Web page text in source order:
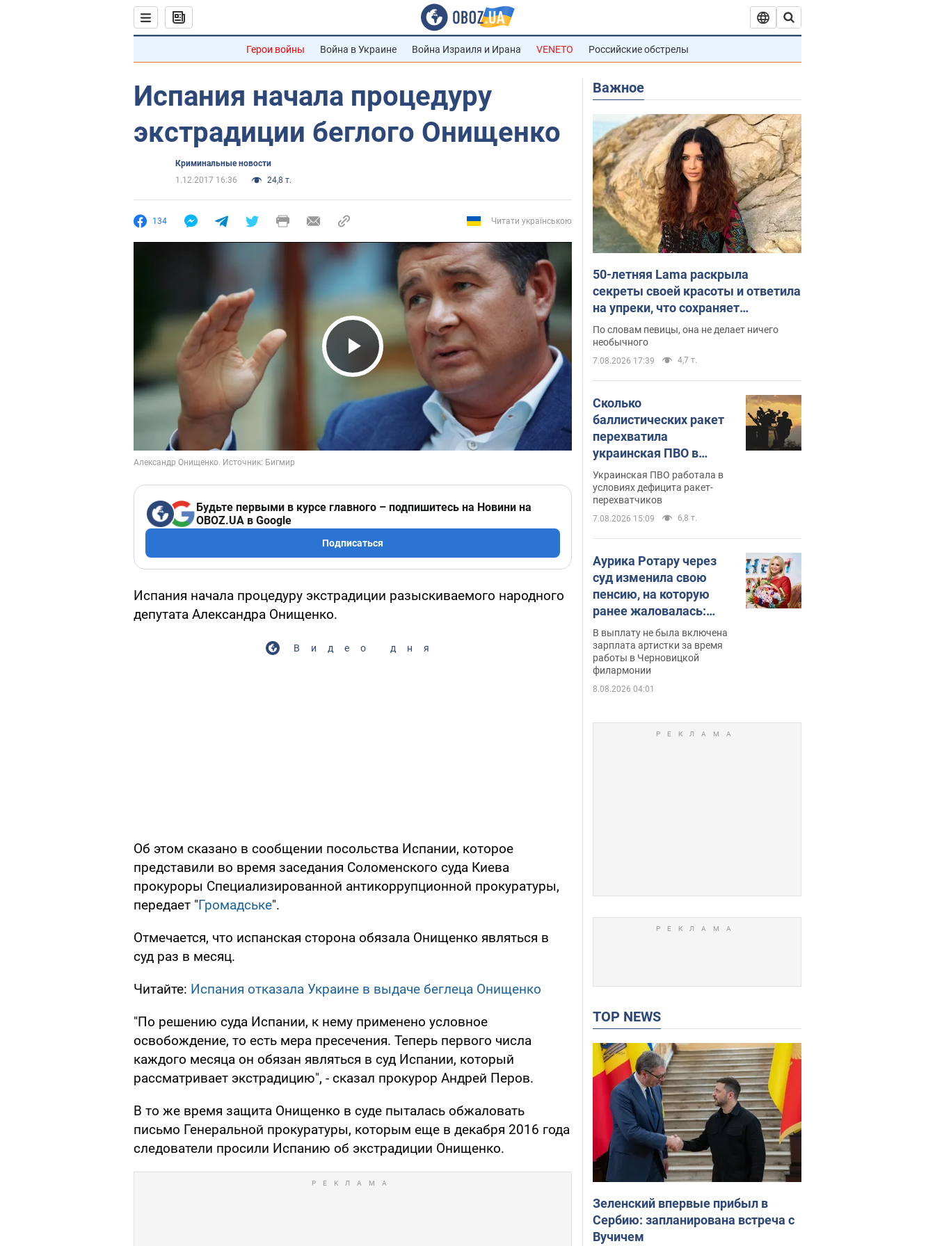
Герои войны Война в Украине Война Израиля и Ирана VENETO Российские обстрелы
Испания начала процедуру
экстрадиции беглого Онищенко
Криминальные новости
1.12.2017 16:36
24,8 т.
134 Читати українською
Play Video
Будьте первыми в курсе главного – подпишитесь на Новини на
OBOZ.UA в Google
Подписаться
Испания начала процедуру экстрадиции разыскиваемого народного
депутата Александра Онищенко.
Видео дня
Об этом сказано в сообщении посольства Испании, которое
представили во время заседания Соломенского суда Киева
прокуроры Специализированной антикоррупционной прокуратуры,
передает "Громадське".
Отмечается, что испанская сторона обязала Онищенко являться в
суд раз в месяц.
Читайте: Испания отказала Украине в выдаче беглеца Онищенко
"По решению суда Испании, к нему применено условное
освобождение, то есть мера пресечения. Теперь первого числа
каждого месяца он обязан являться в суд Испании, который
рассматривает экстрадицию", - сказал прокурор Андрей Перов.
В то же время защита Онищенко в суде пыталась обжаловать
письмо Генеральной прокуратуры, которым еще в декабря 2016 года
следователи просили Испанию об экстрадиции Онищенко.
Важное
50-летняя Lama раскрыла
секреты своей красоты и ответила
на упреки, что сохраняет
молодость, ведь у нее нет детей
По словам певицы, она не делает ничего
необычного
7.08.2026 17:39 4,7 т.
Сколько
баллистических ракет
перехватила
украинская ПВО в
июле: в Минобороны
назвали цифру
Украинская ПВО работала в
условиях дефицита ракет-
перехватчиков
7.08.2026 15:09 6,8 т.
Аурика Ротару через
суд изменила свою
пенсию, на которую
ранее жаловалась:
сколько получала
певица
В выплату не была включена
зарплата артистки за время
работы в Черновицкой
филармонии
8.08.2026 04:01
TOP NEWS
Зеленский впервые прибыл в
Сербию: запланирована встреча с
Вучичем